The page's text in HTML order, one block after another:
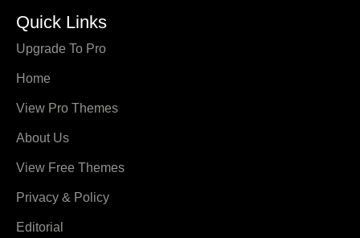
Quick Links
Upgrade To Pro
Home
View Pro Themes
About Us
View Free Themes
Privacy & Policy
Editorial